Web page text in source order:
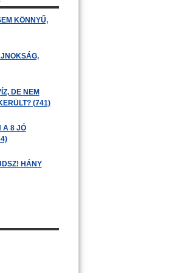
KÖNNYŰ,
DE NEM
(741)
A 8 JÓ
HÁNY